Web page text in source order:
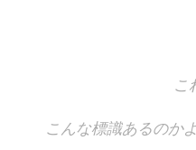
こ
こんな標識あるのか